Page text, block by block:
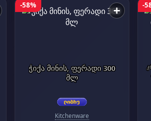
-58% +
ჭიქა მინის, ფერადი 300
მლ
Kitchenware
-